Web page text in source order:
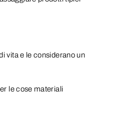
vita e le considerano un
le cose materiali